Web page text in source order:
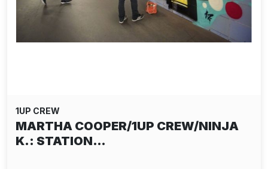
1UP CREW
MARTHA COOPER/1UP CREW/NINJA
K.: STATION…